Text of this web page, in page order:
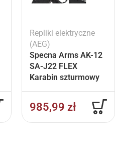
Repliki elektryczne
(AEG)
Specna Arms AK-12
SA-J22 FLEX
Karabin szturmowy
985,99zł